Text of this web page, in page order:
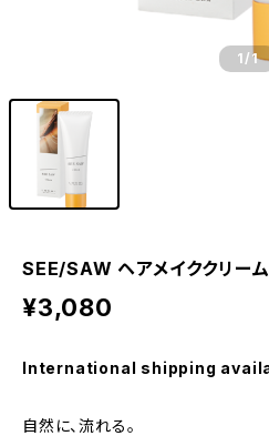
1 /1
SEE/SAW ヘアメイククリー
¥3,080
International shipping
自然に、流れる。